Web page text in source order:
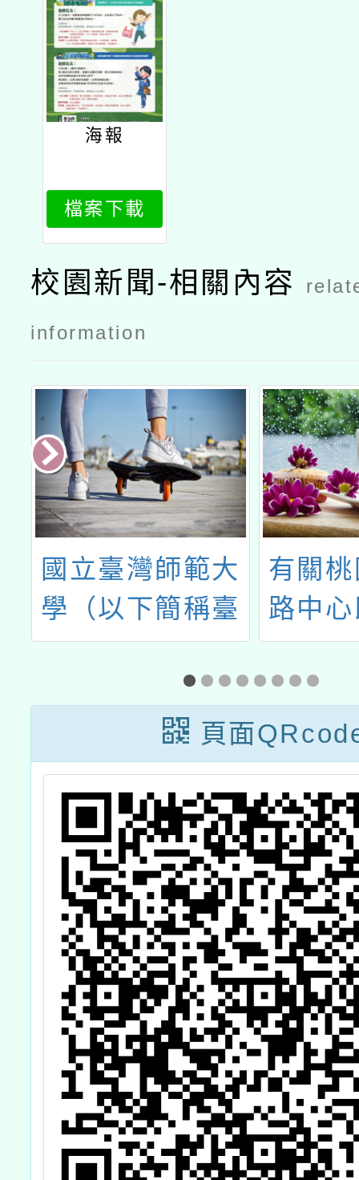
文客委會
海報
檔案下載
校園新聞-相關內容
information
有關桃園區域網
路中心即日起受
理112年度
「TANet桃園區
域網路中心傑出
網路管理人員選
拔」提名一案
國立
物館
第五
節《
徵文
頁面